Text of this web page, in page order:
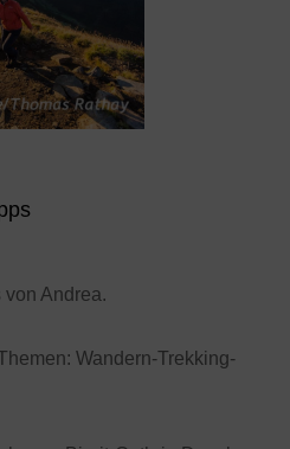
Andrea.
Wandern-Trekking-